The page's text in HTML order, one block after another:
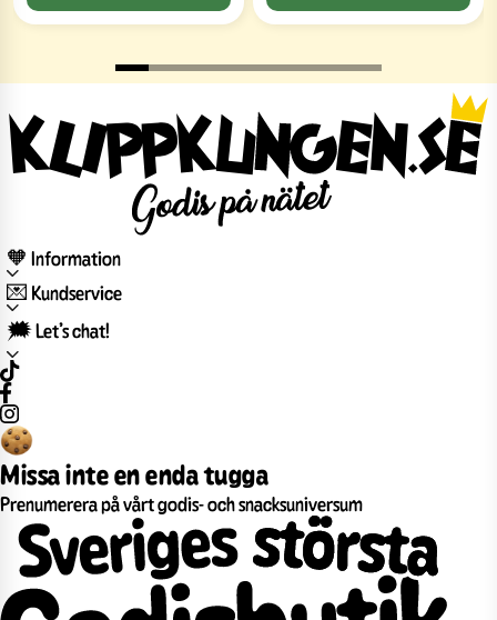
🧡 Information
💌 Kundservice
🗯️ Let’s chat!
Missa inte en enda tugga
Prenumerera på vårt godis- och snacksuniversum